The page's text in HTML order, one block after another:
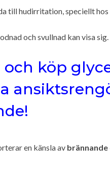
till hudirritation, speciellt hos
och svullnad kan visa sig.
och köp
en känsla av